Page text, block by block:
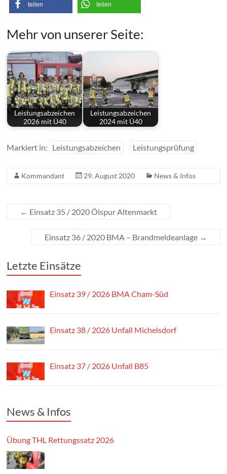
teilen teilen
Mehr von unserer Seite:
Leistungsabzeichen
2026 mit Ü40
Leistungsabzeichen
2024 mit Ü40
Markiert in: Leistungsabzeichen Leistungsprüfung
Kommandant 29. August 2020 News & Infos
← Einsatz 35 / 2020 Ölspur Altenmarkt
Einsatz 36 / 2020 BMA – Brandmeldeanlage →
Letzte Einsätze
Einsatz 39 / 2026 BMA Cham-Süd
Einsatz 38 / 2026 Unfall Michelsdorf
Einsatz 37 / 2026 Unfall B85
News & Infos
Übung THL Rettungssatz 2026